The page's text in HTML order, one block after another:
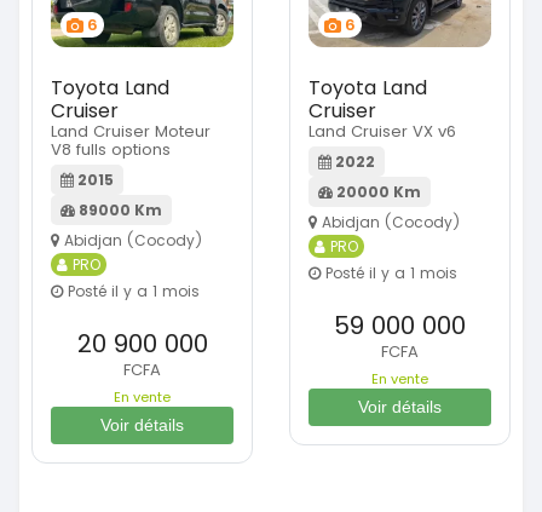
6
Toyota Land
Cruiser
Land Cruiser Moteur
V8 fulls options
2015
89000 Km
Abidjan (Cocody)
PRO
Posté il y a 1 mois
20 900 000
FCFA
En vente
Voir détails
6
Toyota Land
Cruiser
Land Cruiser VX v6
2022
20000 Km
Abidjan (Cocody)
PRO
Posté il y a 1 mois
59 000 000
FCFA
En vente
Voir détails